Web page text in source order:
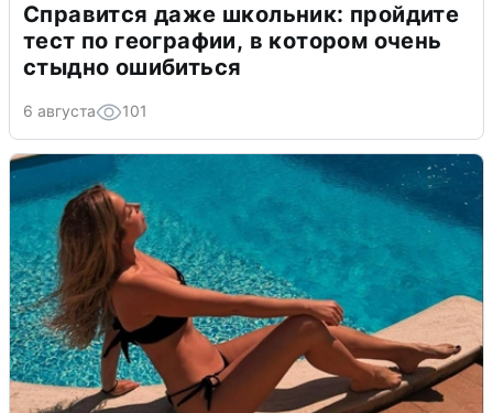
Справится даже школьник: пройдите
тест по географии, в котором очень
стыдно ошибиться
6 августа 101